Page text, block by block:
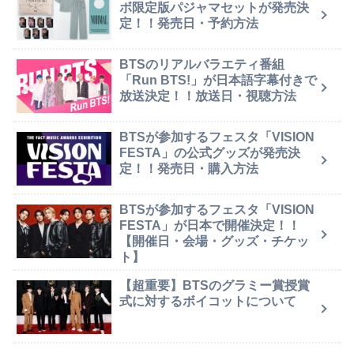
ボ限定版パジャマセットが発売決
定！！発売日・予約方法
BTSのリアルバラエティ番組
「Run BTS!」が日本語字幕付きで
放送決定！！放送日・視聴方法
BTSが参加するフェスタ「VISION
FESTA」の公式グッズが発売決
定！！発売日・購入方法
BTSが参加するフェスタ「VISION
FESTA」が日本で開催決定！！
【開催日・会場・グッズ・チケッ
ト】
【超重要】BTSのグラミー賞授賞
式に対するボイコットについて